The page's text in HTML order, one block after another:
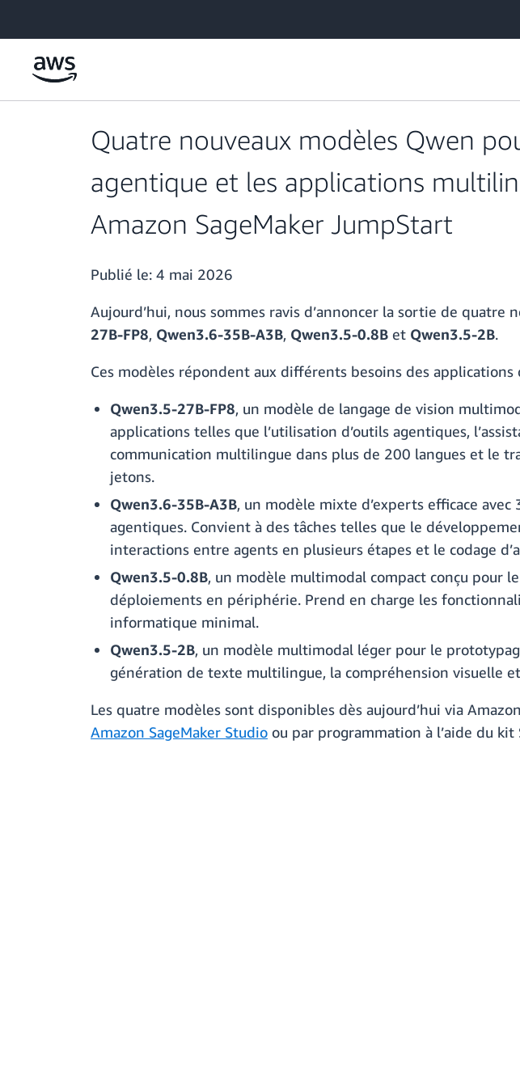
Quatre nouveaux modèles Qwen
agentique et les applications
Amazon SageMaker JumpStart
Publié le: 4 mai 2026
Aujourd’hui, nous sommes ravis d’annoncer la sortie de quatre
27B-FP8, Qwen3.6-35B-A3B, Qwen3.5-0.8B et Qwen3.5-2B.
Ces modèles répondent aux différents besoins des applications
Qwen3.5-27B-FP8, un modèle de langage de vision
applications telles que l’utilisation d’outils agentiques,
communication multilingue dans plus de 200 langues et le
jetons.
Qwen3.6-35B-A3B, un modèle mixte d’experts efficace
agentiques. Convient à des tâches telles que le
interactions entre agents en plusieurs étapes et le codage
Qwen3.5-0.8B, un modèle multimodal compact conçu pour
déploiements en périphérie. Prend en charge les
informatique minimal.
Qwen3.5-2B, un modèle multimodal léger pour le
génération de texte multilingue, la compréhension visuelle
Les quatre modèles sont disponibles dès aujourd’hui via
Amazon SageMaker Studio ou par programmation à l’aide du kit